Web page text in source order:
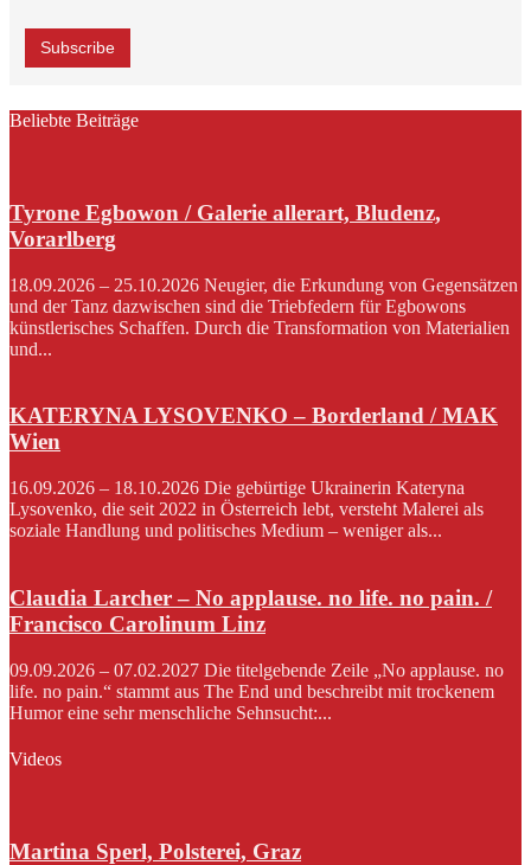
Beliebte Beiträge
Tyrone Egbowon / Galerie allerart, Bludenz,
Vorarlberg
18.09.2026 – 25.10.2026 Neugier, die Erkundung von Gegensätzen
und der Tanz dazwischen sind die Triebfedern für Egbowons
künstlerisches Schaffen. Durch die Transformation von Materialien
und...
KATERYNA LYSOVENKO – Borderland / MAK
Wien
16.09.2026 – 18.10.2026 Die gebürtige Ukrainerin Kateryna
Lysovenko, die seit 2022 in Österreich lebt, versteht Malerei als
soziale Handlung und politisches Medium – weniger als...
Claudia Larcher – No applause. no life. no pain. /
Francisco Carolinum Linz
09.09.2026 – 07.02.2027 Die titelgebende Zeile „No applause. no
life. no pain.“ stammt aus The End und beschreibt mit trockenem
Humor eine sehr menschliche Sehnsucht:...
Videos
Martina Sperl, Polsterei, Graz